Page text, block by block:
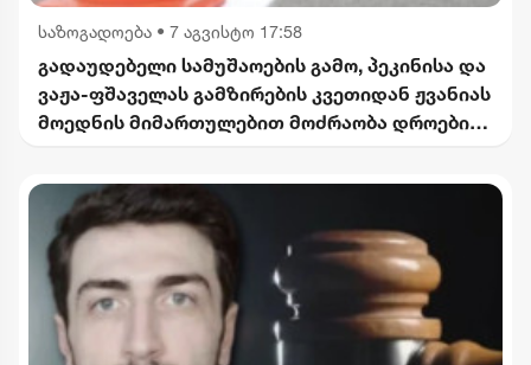
საზოგადოება • 7 აგვისტო 17:58
გადაუდებელი სამუშაოების გამო, პეკინისა და
ვაჟა-ფშაველას გამზირების კვეთიდან ჟვანიას
მოედნის მიმართულებით მოძრაობა დროებით